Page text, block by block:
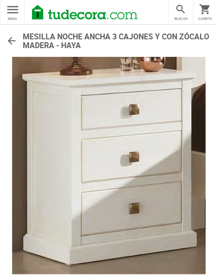
MENU CARRITO
BUSCAR
MESILLA NOCHE ANCHA 3 CAJONES Y CON ZÓCALO
MADERA - HAYA